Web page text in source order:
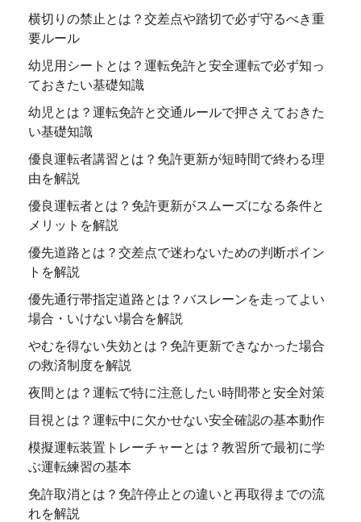
横切りの禁止とは？交差点や踏切で必ず守るべき重
要ルール
幼児用シートとは？運転免許と安全運転で必ず知っ
ておきたい基礎知識
幼児とは？運転免許と交通ルールで押さえておきた
い基礎知識
優良運転者講習とは？免許更新が短時間で終わる理
由を解説
優良運転者とは？免許更新がスムーズになる条件と
メリットを解説
優先道路とは？交差点で迷わないための判断ポイン
トを解説
優先通行帯指定道路とは？バスレーンを走ってよい
場合・いけない場合を解説
やむを得ない失効とは？免許更新できなかった場合
の救済制度を解説
夜間とは？運転で特に注意したい時間帯と安全対策
目視とは？運転中に欠かせない安全確認の基本動作
模擬運転装置トレーチャーとは？教習所で最初に学
ぶ運転練習の基本
免許取消とは？免許停止との違いと再取得までの流
れを解説